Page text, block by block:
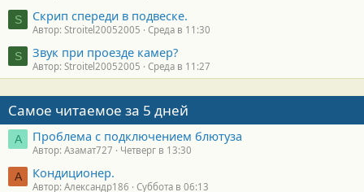
S Скрип спереди в подвеске.
Автор: Stroitel20052005 Среда в 11:30
S Звук при проезде камер?
Автор: Stroitel20052005 Среда в 11:27
Самое читаемое за 5 дней
А Проблема с подключением блютуза
Автор: Азамат727 Четверг в 13:30
А Кондиционер.
Автор: Александр186 Суббота в 06:13